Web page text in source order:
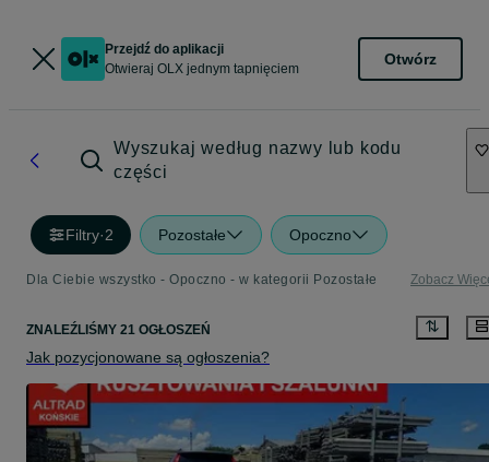
Przejdź do aplikacji
Otwieraj OLX jednym tapnięciem
Otwórz
Wyszukaj według nazwy lub kodu
części
Filtry·2 Pozostałe Opoczno
Dla Ciebie wszystko - Opoczno - w kategorii Pozostałe Zobacz
ZNALEŹLIŚMY 21 OGŁOSZEŃ
Jak pozycjonowane są ogłoszenia?